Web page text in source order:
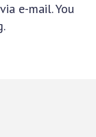
e-mail. You